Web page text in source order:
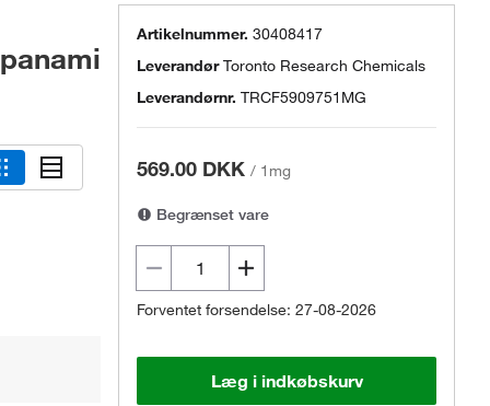
Artikelnummer. 30408417
LeverandørToronto Research Chemicals
Leverandørnr. TRCF5909751MG
569.00 DKK / 1mg
Begrænset vare
Forventet forsendelse: 27-08-2026
Læg i indkøbskurv